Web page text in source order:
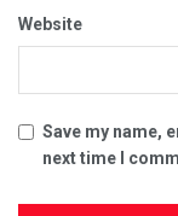
Website
Save my name,
next time I